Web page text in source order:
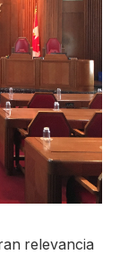
relevancia